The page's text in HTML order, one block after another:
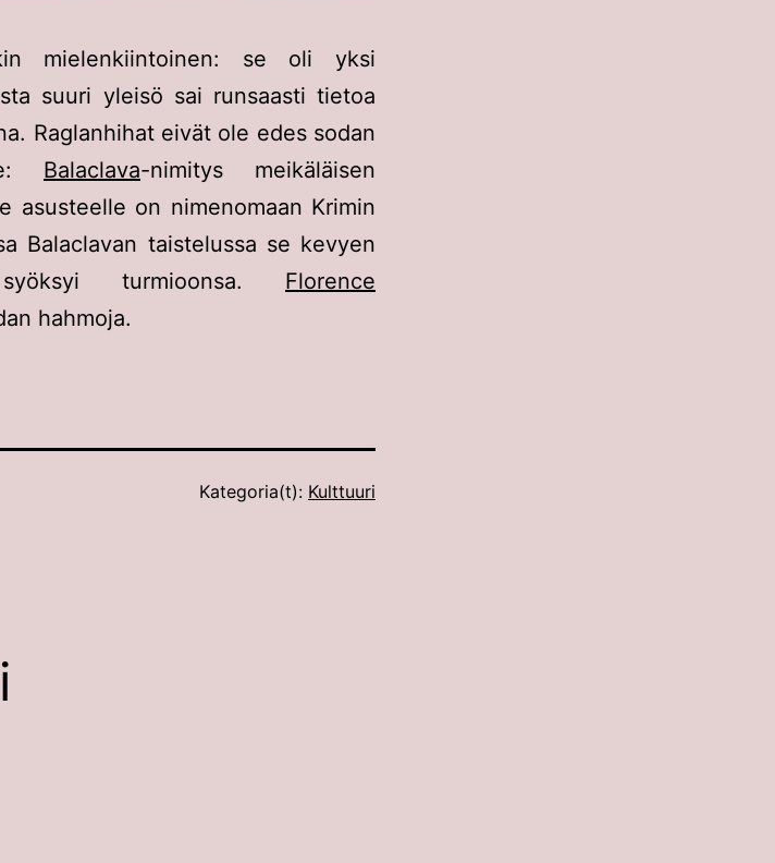
mielenkiintoinen: se oli yksi
suuri yleisö sai runsaasti tietoa
Raglanhihat eivät ole edes sodan
Balaclava-nimitys meikäläisen
asusteelle on nimenomaan Krimin
Balaclavan taistelussa se kevyen
turmioonsa. Florence
hahmoja.
Kategoria(t): Kulttuuri